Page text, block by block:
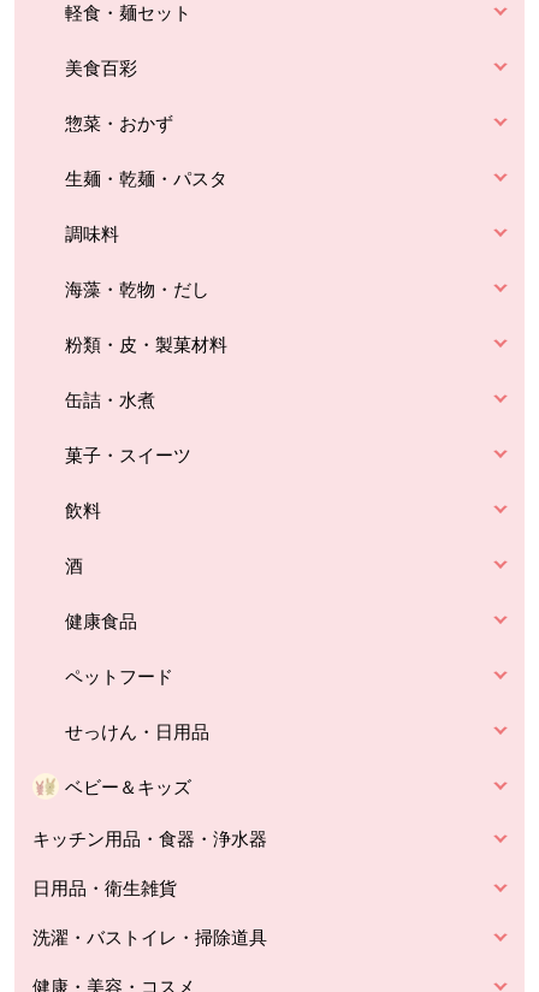
軽食・麺セット
美食百彩
惣菜・おかず
生麺・乾麺・パスタ
調味料
海藻・乾物・だし
粉類・皮・製菓材料
缶詰・水煮
菓子・スイーツ
飲料
酒
健康食品
ペットフード
せっけん・日用品
ベビー＆キッズ
キッチン用品・食器・浄水器
日用品・衛生雑貨
洗濯・バストイレ・掃除道具
健康・美容・コスメ